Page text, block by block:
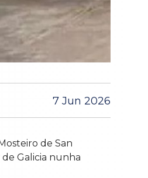
7 Jun 2026
de San
Galicia nunha